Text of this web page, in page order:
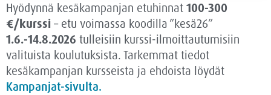
Hyödynnä kesäkampanjan etuhinnat 100-300
€/kurssi – etu voimassa koodilla ”kesä26”
1.6.-14.8.2026 tulleisiin kurssi-ilmoittautumisiin
valituista koulutuksista. Tarkemmat tiedot
kesäkampanjan kursseista ja ehdoista löydät
Kampanjat-sivulta.